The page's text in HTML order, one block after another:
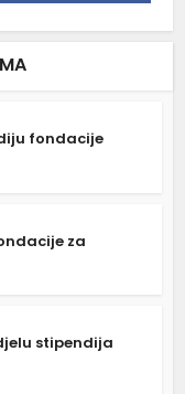
fondacije
za
stipendija